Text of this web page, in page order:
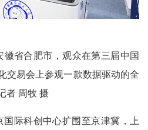
省合肥市，观众在第三届中国
交易会上参观一款数据驱动的全
者 周牧 摄
际科创中心扩围至京津冀，上